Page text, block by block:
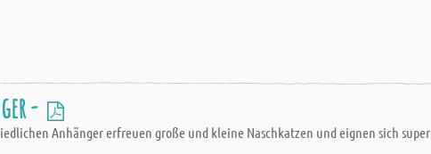
-
Anhänger erfreuen große und kleine Naschkatzen und eignen sich